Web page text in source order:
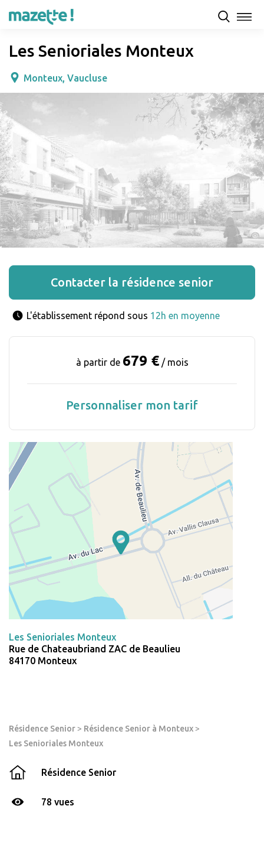
Les Senioriales Monteux
Monteux, Vaucluse
Résidence Senior > Résidence Senior à Monteux >
Les Senioriales Monteux
Résidence Senior
78 vues
Contacter la résidence senior
L'établissement répond sous 12h en moyenne
à partir de 679 €/ mois
Personnaliser mon tarif
Les Senioriales Monteux
Rue de Chateaubriand ZAC de Beaulieu
84170 Monteux